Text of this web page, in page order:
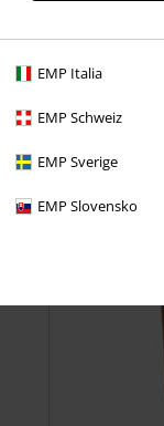
EMP Italia
EMP Schweiz
EMP Sverige
EMP Slovensko